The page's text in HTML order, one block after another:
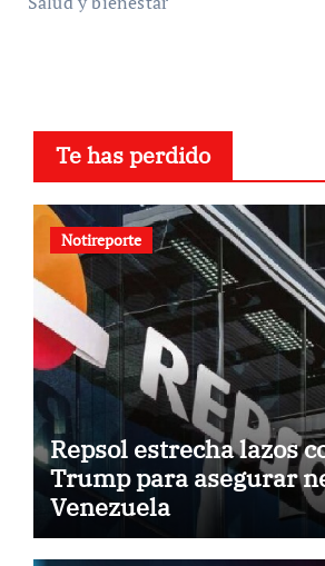
Te has perdido
Notireporte
Repsol estrecha lazos
Trump para asegurar
Venezuela